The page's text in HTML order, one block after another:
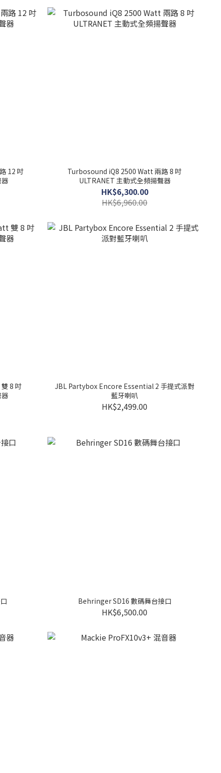
12 吋
Turbosound iQ8 2500 Watt 兩路 8 吋
ULTRANET 主動式全頻揚聲器
HK$6,300.00
HK$6,960.00
8 吋
JBL Partybox Encore Essential 2 手提式派對
藍牙喇叭
HK$2,499.00
Behringer SD16 數碼舞台接口
HK$6,500.00